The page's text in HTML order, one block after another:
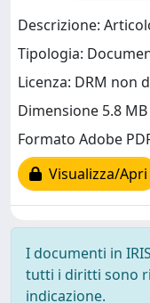
Descrizione:
Tipologia:
Licenza: DRM non
Dimensione 5.8 MB
Formato Adobe
Visualizza/Apri
I documenti in
tutti i diritti sono
indicazione.